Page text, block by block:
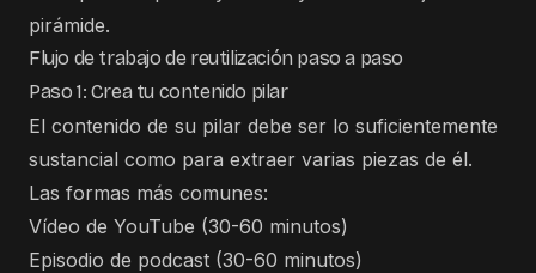
pirámide.
Flujo de trabajo de reutilización paso a paso
Paso 1: Crea tu contenido pilar
El contenido de su pilar debe ser lo suficientemente
sustancial como para extraer varias piezas de él.
Las formas más comunes:
Vídeo de YouTube (30-60 minutos)
Episodio de podcast (30-60 minutos)